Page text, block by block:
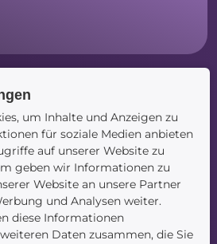
um Inhalte und Anzeigen zu
für soziale Medien anbieten
auf unserer Website zu
geben wir Informationen zu
Website an unsere Partner
und Analysen weiter.
diese Informationen
Daten zusammen, die Sie